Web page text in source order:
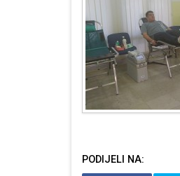
PODIJELI NA: